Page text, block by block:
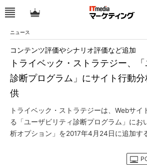
ニュース
トライベック・ストラテジー、
診断プログラム」にサイト行動
供
コンテンツ評価やシナリオ評価など追加
トライベック・ストラテジーは、Webサイ
る「ユーザビリティ診断プログラム」にお
析オプション」を2017年4月24日に追加す